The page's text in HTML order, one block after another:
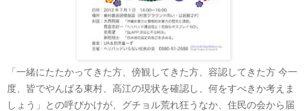
「一緒にたたかってきた方、傍観してきた方、容認してきた方 今一
度、皆でやんばる東村、高江の現状を確認し、何をすべきか考えま
しょう」との呼びかけが、グチョル荒れ狂うなか、住民の会から届